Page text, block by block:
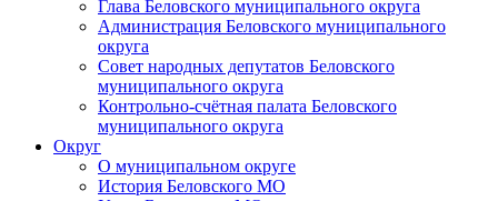
Глава Беловского муниципального округа
Администрация Беловского муниципального
округа
Совет народных депутатов Беловского
муниципального округа
Контрольно-счётная палата Беловского
муниципального округа
Округ
О муниципальном округе
История Беловского МО